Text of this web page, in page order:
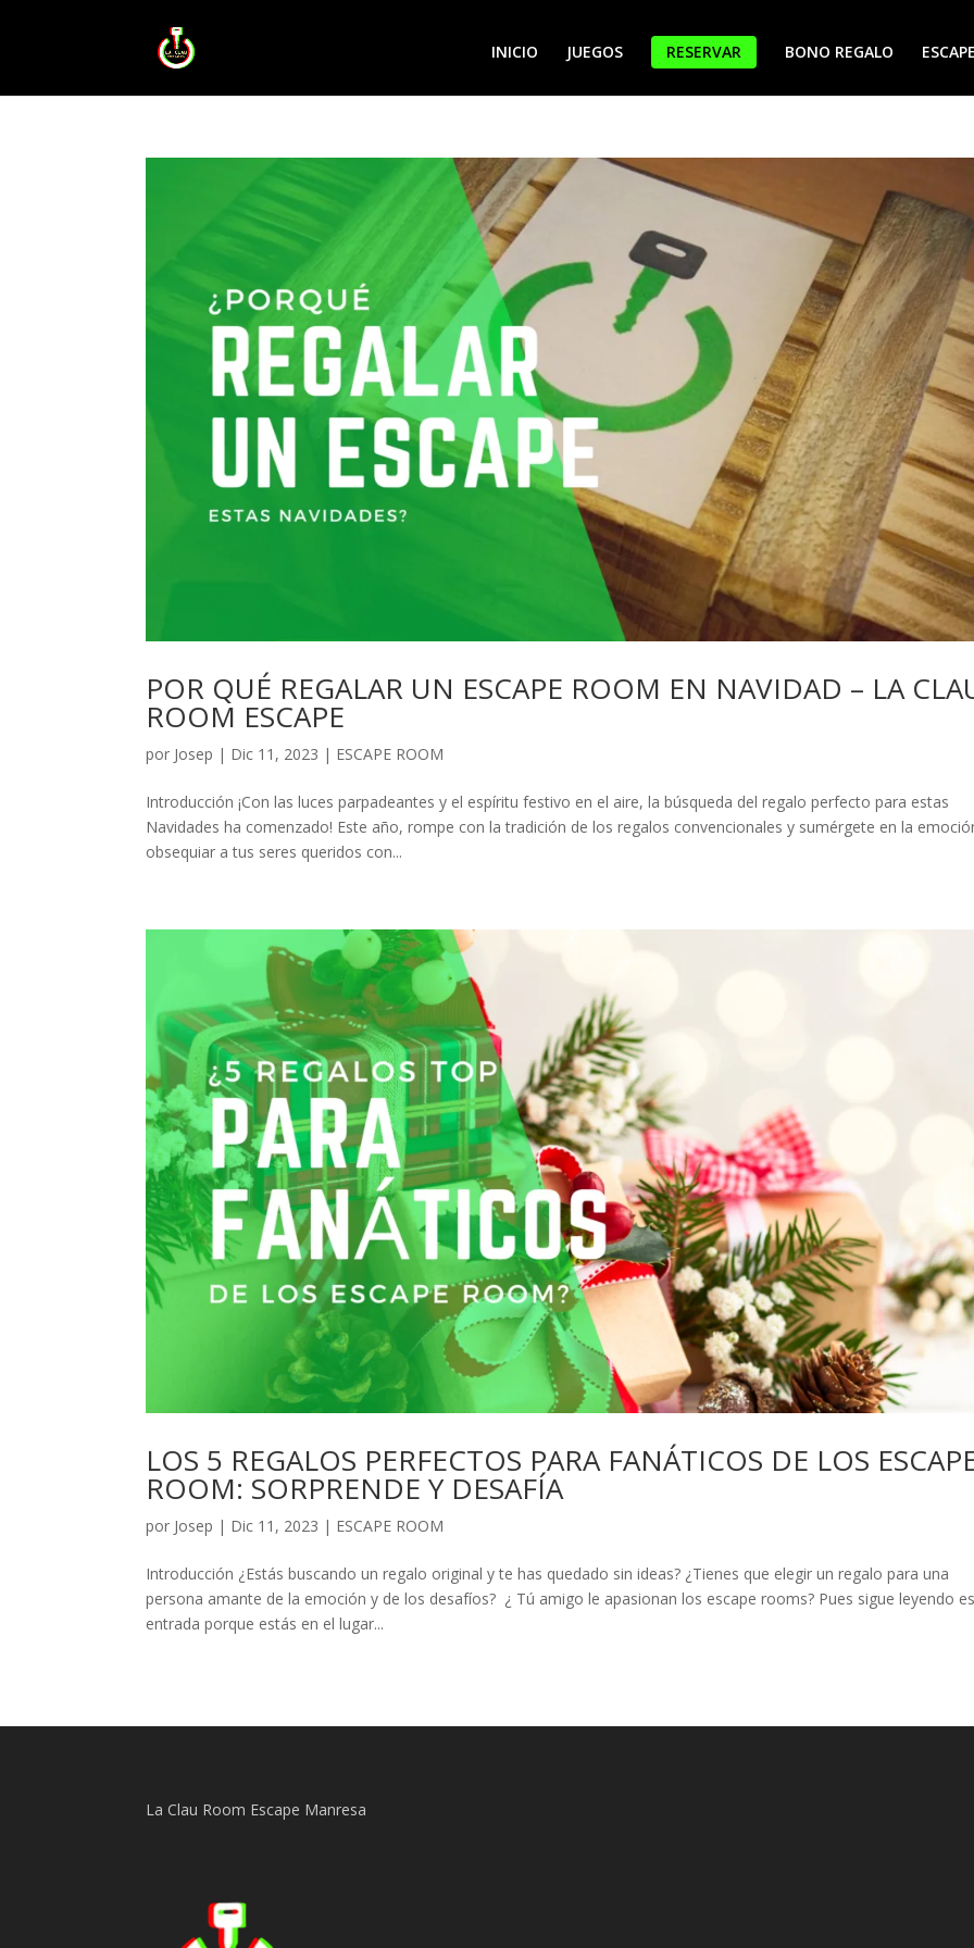
INICIO JUEGOS RESERVAR BONO REGALO
POR QUÉ REGALAR UN ESCAPE ROOM EN NAVIDAD – LA
ROOM ESCAPE
por Josep | Dic 11, 2023 | ESCAPE ROOM
Introducción ¡Con las luces parpadeantes y el espíritu festivo en el aire, la búsqueda del regalo perfecto para estas
Navidades ha comenzado! Este año, rompe con la tradición de los regalos convencionales y sumérgete en la
obsequiar a tus seres queridos con...
LOS 5 REGALOS PERFECTOS PARA FANÁTICOS DE LOS
ROOM: SORPRENDE Y DESAFÍA
por Josep | Dic 11, 2023 | ESCAPE ROOM
Introducción ¿Estás buscando un regalo original y te has quedado sin ideas? ¿Tienes que elegir un regalo para una
persona amante de la emoción y de los desafíos? ¿ Tú amigo le apasionan los escape rooms? Pues sigue leyendo
entrada porque estás en el lugar...
La Clau Room Escape Manresa